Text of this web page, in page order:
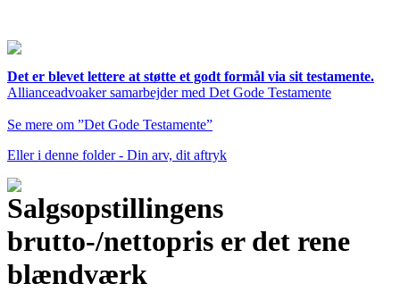
Det er blevet lettere at støtte et godt formål via sit testamente.
Allianceadvoaker samarbejder med Det Gode Testamente
Se mere om ”Det Gode Testamente”
Eller i denne folder - Din arv, dit aftryk
Salgsopstillingens
brutto-/nettopris er det rene
blændværk